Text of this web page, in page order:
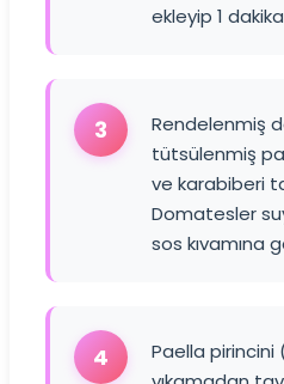
ekleyip 1
3
Rendelenmiş
tütsülenmiş
ve karabiberi
Domatesler
sos kıvamına
4
Paella